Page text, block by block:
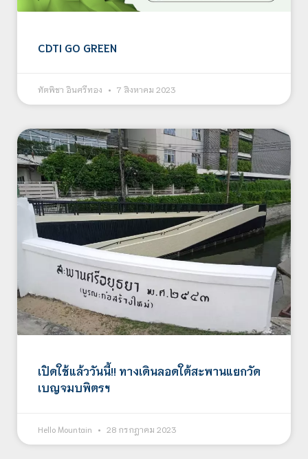
CDTI GO GREEN
ทัตพิชา อินศรีทอง 7 สิงหาคม 2023
เปิดใช้แล้ววันนี้!! ทางเดินลอดใต้สะพานแยกวัด
เบญจมบพิตรฯ
Hello Mountain 28 กรกฎาคม 2023